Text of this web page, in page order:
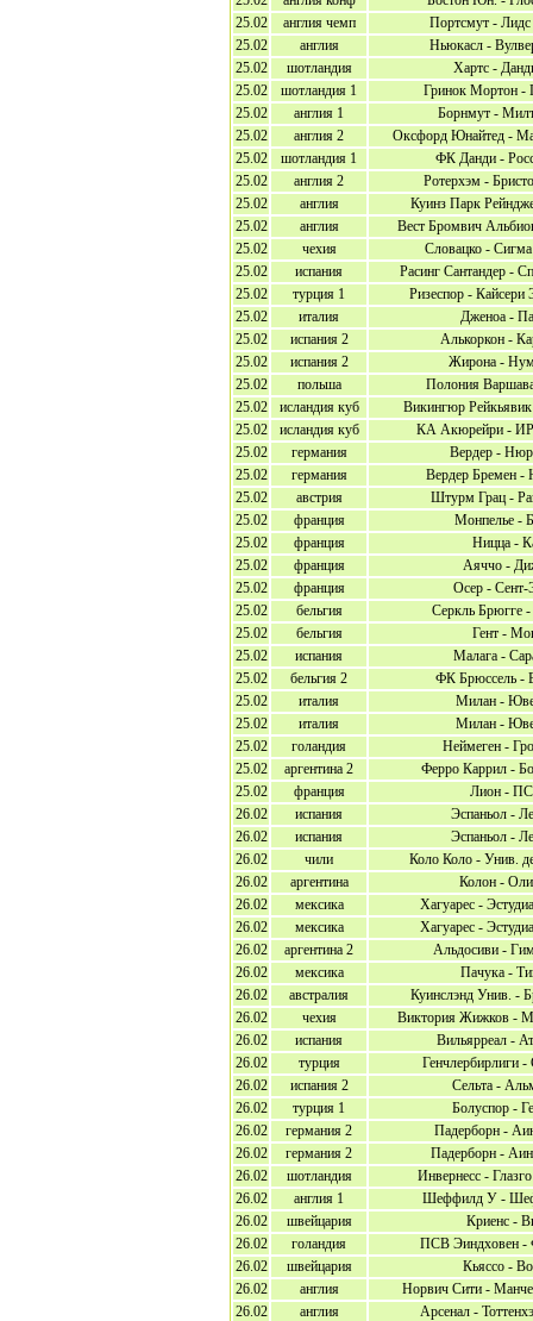
25.02
англия чемп
Портсмут -
25.02
англия
Ньюкасл -
25.02
шотландия
Хартс -
25.02
шотландия 1
Гринок Мортон -
25.02
англия 1
Борнмут -
25.02
англия 2
Оксфорд Юнайтед -
25.02
шотландия 1
ФК Данди -
25.02
англия 2
Ротерхэм -
25.02
англия
Куинз Парк
25.02
англия
Вест Бромвич
25.02
чехия
Словацко -
25.02
испания
Расинг Сантандер -
25.02
турция 1
Ризеспор - Кайсери
25.02
италия
Дженоа -
25.02
испания 2
Алькоркон -
25.02
испания 2
Жирона -
25.02
польша
Полония
25.02
исландия куб
Викингюр
25.02
исландия куб
КА Акюрейри - ИР
25.02
германия
Вердер -
25.02
германия
Вердер Бремен -
25.02
австрия
Штурм Грац -
25.02
франция
Монпелье -
25.02
франция
Ницца -
25.02
франция
Аяччо -
25.02
франция
Осер - Сент-
25.02
бельгия
Серкль Брюгге
25.02
бельгия
Гент -
25.02
испания
Малага -
25.02
бельгия 2
ФК Брюссель -
25.02
италия
Милан -
25.02
италия
Милан -
25.02
голандия
Неймеген -
25.02
аргентина 2
Ферро Каррил -
25.02
франция
Лион -
26.02
испания
Эспаньол -
26.02
испания
Эспаньол -
26.02
чили
Коло Коло - Унив.
26.02
аргентина
Колон -
26.02
мексика
Хагуарес -
26.02
мексика
Хагуарес -
26.02
аргентина 2
Альдосиви -
26.02
мексика
Пачука -
26.02
австралия
Куинслэнд Унив. -
26.02
чехия
Виктория Жижков -
26.02
испания
Вильярреал -
26.02
турция
Генчлербирлиги -
26.02
испания 2
Сельта -
26.02
турция 1
Болуспор -
26.02
германия 2
Падерборн -
26.02
германия 2
Падерборн -
26.02
шотландия
Инвернесс -
26.02
англия 1
Шеффилд У -
26.02
швейцария
Криенс -
26.02
голандия
ПСВ Эиндховен -
26.02
швейцария
Кьяссо -
26.02
англия
Норвич Сити -
26.02
англия
Арсенал -